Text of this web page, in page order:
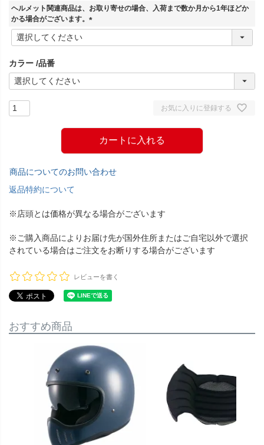
須
)
ヘルメット関連商品は、お取り寄せの場合、入荷まで数か月から1年ほどか
かる場合がございます。
(
カラー 品番
お気に入りに登録する
カートに入れる
商品についてのお問い合わせ
返品特約について
※店頭とは価格が異なる場合がございます
※ご購入商品によりお届け先が国外住所またはご自宅以外で選択
されている場合はご注文をお断りする場合がございます
レビューを書く
おすすめ商品